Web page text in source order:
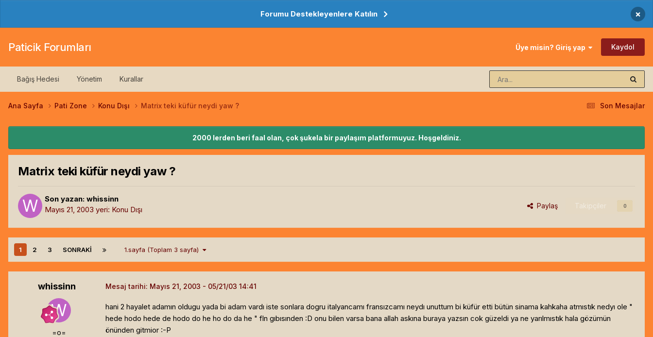
Forumu Destekleyenlere Katılın ×
Paticik Forumları Üye misin? Giriş yap Kaydol
Bağış Hedesi Yönetim Kurallar
Son Mesajlar
Ana Sayfa Pati Zone Konu Dışı Matrix teki küfür neydi yaw ?
2000 lerden beri faal olan, çok şukela bir paylaşım platformuyuz. Hoşgeldiniz.
Matrix teki küfür neydi yaw ?
Son yazan: whissinn
Mayıs 21, 2003 yeri: Konu Dışı Paylaş Takipçiler 0
1 2 3 SONRAKI 1.sayfa (Toplam 3 sayfa)
whissinn
=o=
Mesaj tarihi: Mayıs 21, 2003
hani 2 hayalet adamın oldugu yada bi adam vardı iste sonlara dogru italyancamı fransızcamı neydı unuttum bi küfür etti bütün sinama kahkaha atmıstık nedyı ole "
hede hodo hede de hodo do he ho do da he " fln gıbısınden :D onu bilen varsa bana allah askına buraya yazsın cok güzeldi ya ne yarılmıstık hala gözümün
önünden gitmior :-P